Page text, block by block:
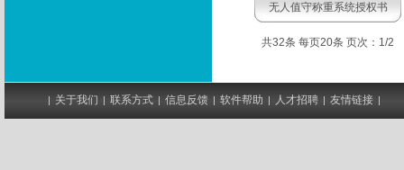
无人值守称重系统授权书
共32条 每页20条 页次：1/2
| 关于我们 | 联系方式 | 信息反馈 | 软件帮助 | 人才招聘 | 友情链接 |